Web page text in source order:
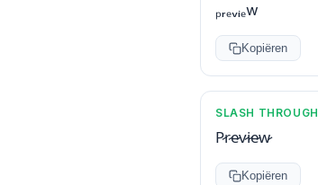
ₚᵣₑᵥᵢₑw
Kopiëren
SLASH THROUGH
P̷r̷e̷v̷i̷e̷w̷
Kopiëren